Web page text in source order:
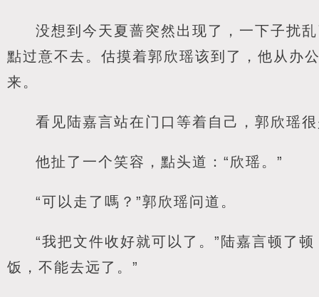
没想到今天夏蔷突然出现了，一下子扰
點过意不去。估摸着郭欣瑶该到了，他从办
来。
看见陆嘉言站在门口等着自己，郭欣瑶
他扯了一个笑容，點头道：“欣瑶。”
“可以走了嗎？”郭欣瑶问道。
“我把文件收好就可以了。”陆嘉言顿了
饭，不能去远了。”